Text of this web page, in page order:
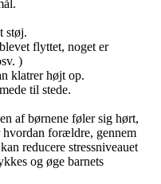
støj.
flyttet, noget er
)
klatrer højt op.
til stede.
af børnene føler sig hørt,
forældre, gennem
reducere stressniveauet
og øge barnets